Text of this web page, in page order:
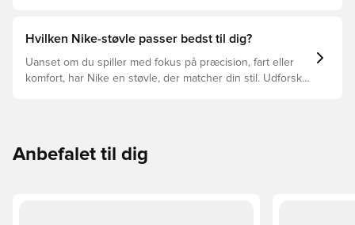
støvler der er det bedste valg til de forskellige typer
Hvilken Nike-støvle passer bedst til dig?
Uanset om du spiller med fokus på præcision, fart eller
komfort, har Nike en støvle, der matcher din stil. Udforsk
Anbefalet til dig